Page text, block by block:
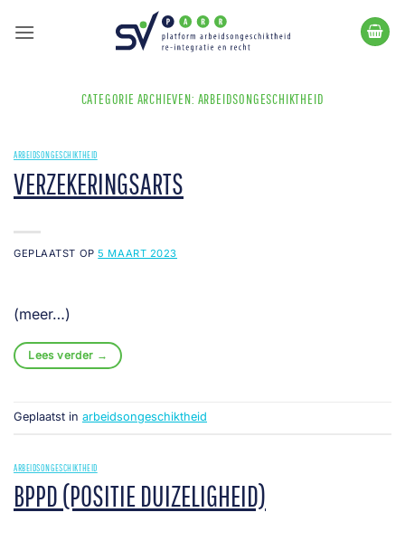
naar
CATEGORIE ARCHIEVEN: ARBEIDSONGESCHIKTHEID
ARBEIDSONGESCHIKTHEID
VERZEKERINGSARTS
GEPLAATST OP5 MAART 2023
(meer…)
Lees verder →
Geplaatst in arbeidsongeschiktheid
ARBEIDSONGESCHIKTHEID
BPPD (POSITIE DUIZELIGHEID)